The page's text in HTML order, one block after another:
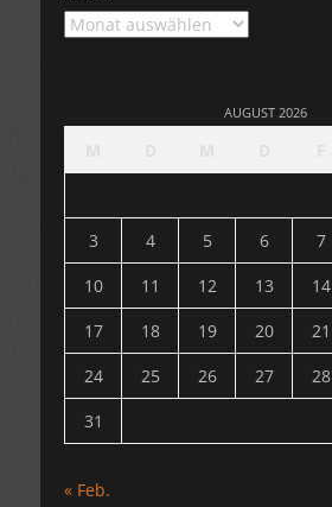
Archiv
AUGUST 2026
3
4 5 6 7
10
11 12 13 14
17
18 19 20 21
24
25 26 27 28
31
« Feb.